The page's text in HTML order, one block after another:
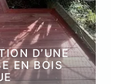
D’UNE
EN BOIS